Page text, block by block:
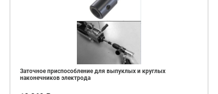
Заточное приспособление для выпуклых и круглых
наконечников электрода